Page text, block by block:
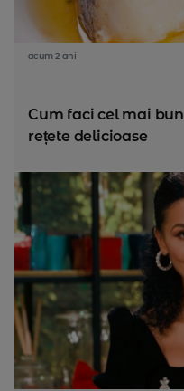
acum 2 ani
Cum faci cel mai
rețete delicioase